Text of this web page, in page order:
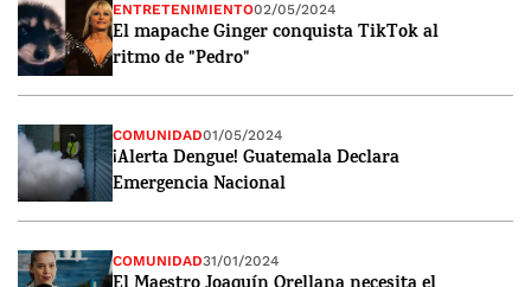
ENTRETENIMIENTO02/05/2024
El mapache Ginger conquista TikTok al
ritmo de "Pedro"
COMUNIDAD01/05/2024
¡Alerta Dengue! Guatemala Declara
Emergencia Nacional
COMUNIDAD31/01/2024